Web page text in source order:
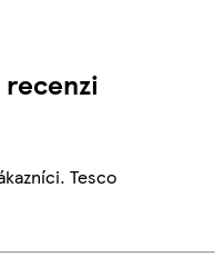
Tesco